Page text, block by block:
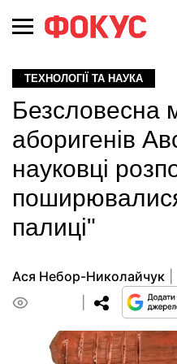
ТЕХНОЛОГІЇ ТА НАУКА
Безсловесна
аборигенів
науковці
палиці"
Ася Небор-Николайчук